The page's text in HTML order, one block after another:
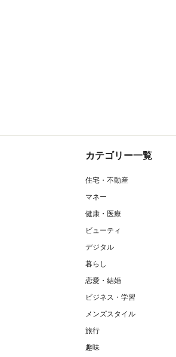
カテゴリー一覧
住宅・不動産
マネー
健康・医療
ビューティ
デジタル
暮らし
恋愛・結婚
ビジネス・学習
メンズスタイル
旅行
趣味